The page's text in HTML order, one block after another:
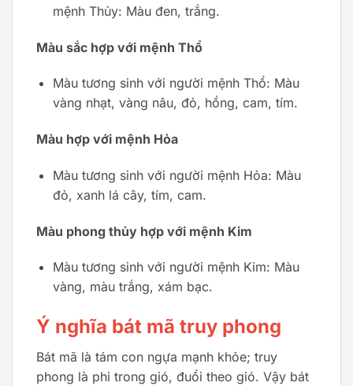
mệnh Thủy: Màu đen, trắng.
Màu sắc hợp với mệnh Thổ
Màu tương sinh với người mệnh Thổ: Màu
vàng nhạt, vàng nâu, đỏ, hồng, cam, tím.
Màu hợp với mệnh Hỏa
Màu tương sinh với người mệnh Hỏa: Màu
đỏ, xanh lá cây, tím, cam.
Màu phong thủy hợp với mệnh Kim
Màu tương sinh với người mệnh Kim: Màu
vàng, màu trắng, xám bạc.
Ý nghĩa bát mã truy phong
Bát mã là tám con ngựa mạnh khỏe; truy
phong là phi trong gió, đuổi theo gió. Vậy bát